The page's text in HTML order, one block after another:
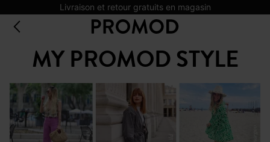
Livraison et retour gratuits en magasin
MY PROMOD STYLE